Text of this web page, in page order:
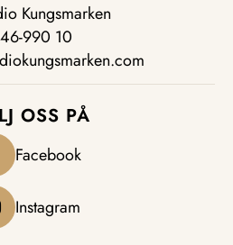
Kungsmarken
990 10
OSS PÅ
Facebook
Instagram